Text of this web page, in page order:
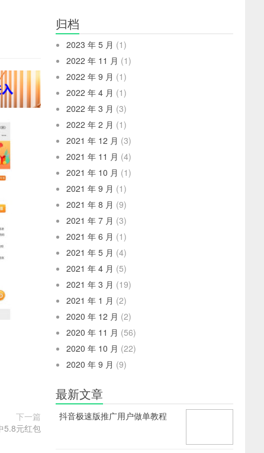
下一篇
5.8元红包
归档
2023 年 5 月 (1)
2022 年 11 月 (1)
2022 年 9 月 (1)
2022 年 4 月 (1)
2022 年 3 月 (3)
2022 年 2 月 (1)
2021 年 12 月 (3)
2021 年 11 月 (4)
2021 年 10 月 (1)
2021 年 9 月 (1)
2021 年 8 月 (9)
2021 年 7 月 (3)
2021 年 6 月 (1)
2021 年 5 月 (4)
2021 年 4 月 (5)
2021 年 3 月 (19)
2021 年 1 月 (2)
2020 年 12 月 (2)
2020 年 11 月 (56)
2020 年 10 月 (22)
2020 年 9 月 (9)
最新文章
抖音极速版推广用户做单教程